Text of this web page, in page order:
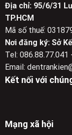
Địa chỉ: 95/6/31
TP.HCM
Mã số thuế:
Nơi đăng ký: Sở
Tel:
Email:
Kết nối với
Mạng xã hội